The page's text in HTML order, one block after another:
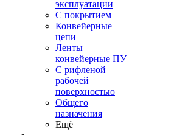
эксплуатации
С покрытием
Конвейерные
цепи
Ленты
конвейерные ПУ
С рифленой
рабочей
поверхностью
Общего
назначения
Ещё